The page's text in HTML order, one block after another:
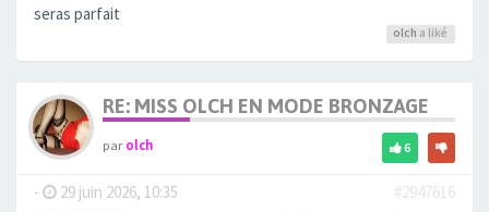
seras parfait
olch a liké
RE: MISS OLCH EN MODE BRONZAGE
parolch 6
- 29 juin 2026, 10:35
#2947616